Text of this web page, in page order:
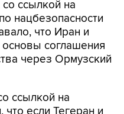
что Иран и
основы соглашения
через Ормузский
ссылкой на
Иран и США